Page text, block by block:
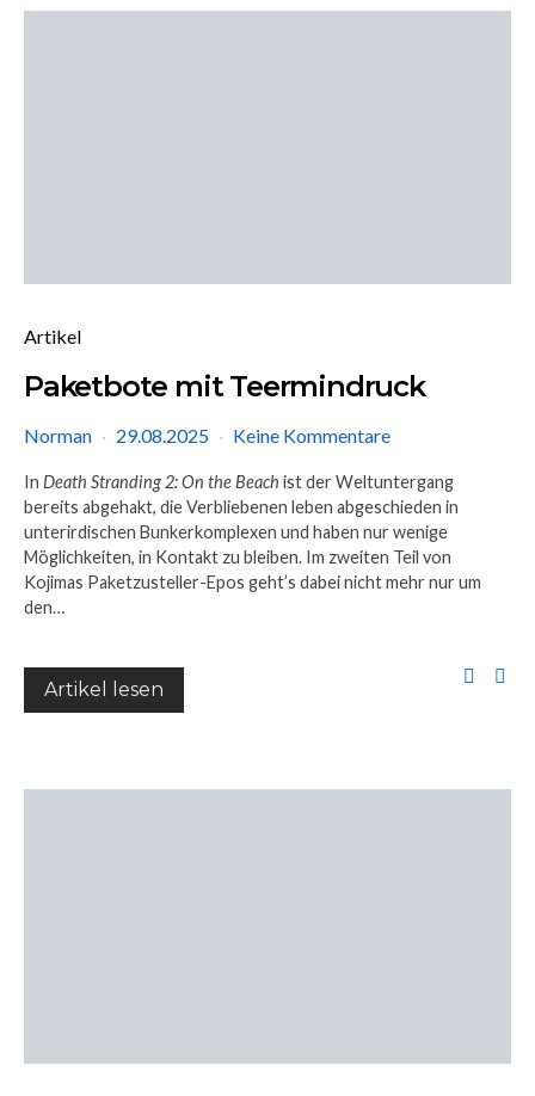
Artikel
Paketbote mit Teermindruck
Norman 29.08.2025 Keine Kommentare
In Death Stranding 2: On the Beach ist der Weltuntergang
bereits abgehakt, die Verbliebenen leben abgeschieden in
unterirdischen Bunkerkomplexen und haben nur wenige
Möglichkeiten, in Kontakt zu bleiben. Im zweiten Teil von
Kojimas Paketzusteller-Epos geht’s dabei nicht mehr nur um
den…
Artikel lesen